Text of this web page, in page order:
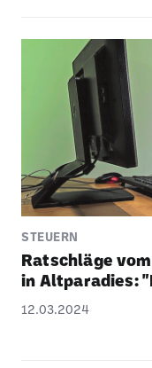
STEUERN
Ratschläge
in Altpa­ra­dies:
lage oder
12.03.2024